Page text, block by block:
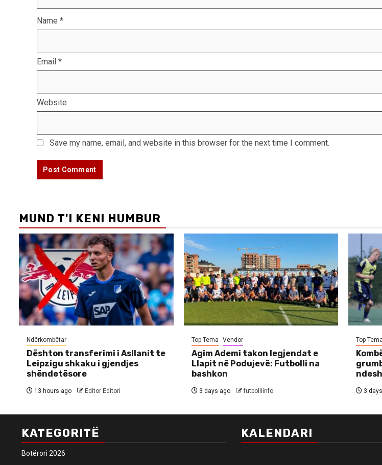
Name *
Email *
Website
Save my name, email, and website in this browser for the next time I comment.
MUND T'I KENI HUMBUR
Ndërkombëtar
Dështon transferimi i Asllanit te
Leipzigu shkaku i gjendjes
shëndetësore
13 hours ago Editor Editori
Top Tema Vendor
Agim Ademi takon legjendat e
Llapit në Podujevë: Futbolli na
bashkon
3 days ago futbolliinfo
Top Tema
3
KATEGORITË
Botërori 2026
KALENDARI